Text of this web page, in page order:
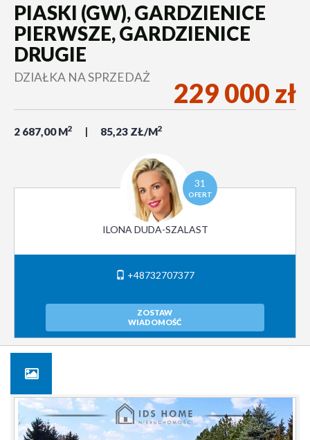
PIASKI (GW), GARDZIENICE
PIERWSZE, GARDZIENICE
DRUGIE
DZIAŁKA NA SPRZEDAŻ
2 687,00 M2 85,23 ZŁ/M2
229 000 zł
31
OFERT
ILONA DUDA-SZALAST
+48732707377
ZOSTAW
WIADOMOŚĆ